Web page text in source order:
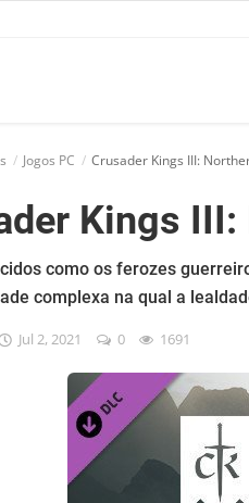
Jogos PC Crusader Kings III:
Kings
como os ferozes
complexa na qual a
Jul 2, 2021 0 1691